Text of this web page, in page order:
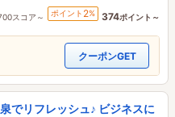
スコア～ ポイント 2% 374ポイント～
クーポンGET
でリフレッシュ♪ ビジネスに